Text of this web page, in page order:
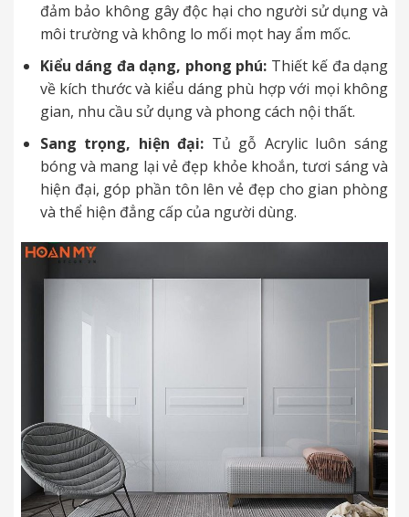
đảm bảo không gây độc hại cho người sử dụng và
môi trường và không lo mối mọt hay ẩm mốc.
Kiểu dáng đa dạng, phong phú: Thiết kế đa dạng
về kích thước và kiểu dáng phù hợp với mọi không
gian, nhu cầu sử dụng và phong cách nội thất.
Sang trọng, hiện đại: Tủ gỗ Acrylic luôn sáng
bóng và mang lại vẻ đẹp khỏe khoắn, tươi sáng và
hiện đại, góp phần tôn lên vẻ đẹp cho gian phòng
và thể hiện đẳng cấp của người dùng.